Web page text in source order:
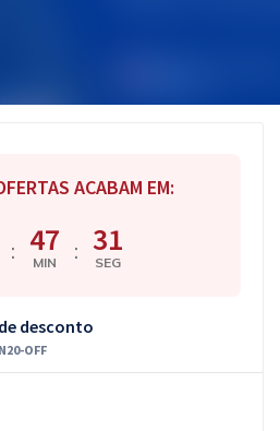
ACABAM EM:
: 47
MIN : 30
SEG
desconto
OFF